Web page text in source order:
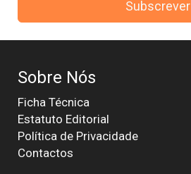
Subscrever
Sobre Nós
Ficha Técnica
Estatuto Editorial
Política de Privacidade
Contactos